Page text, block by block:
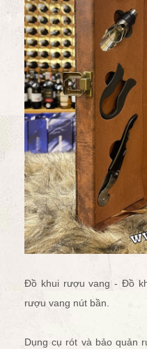
Đồ khui rượu vang - Đồ
rượu vang nút bần.
Dụng cụ rót và bảo quản